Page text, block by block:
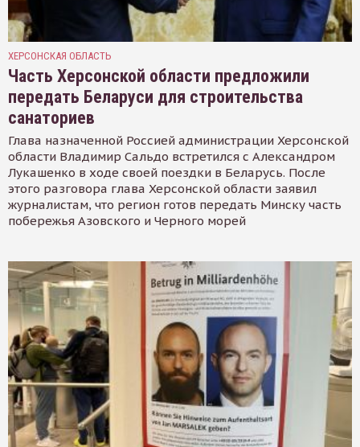
ХЕРСОНСКАЯ ОБЛАСТЬ
Часть Херсонской области предложили
передать Беларуси для строительства
санаториев
Глава назначенной Россией администрации Херсонской
области Владимир Сальдо встретился с Александром
Лукашенко в ходе своей поездки в Беларусь. После
этого разговора глава Херсонской области заявил
журналистам, что регион готов передать Минску часть
побережья Азовского и Черного морей